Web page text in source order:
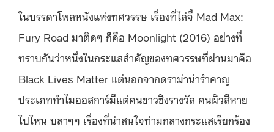
ในบรรดาโพลหนังแห่งทศวรรษ เรื่องที่ไล่จี้ Mad Max:
Fury Road มาติดๆ ก็คือ Moonlight (2016) อย่างที่
ทราบกันว่าหนึ่งในกระแสสำคัญของทศวรรษที่ผ่านมาคือ
Black Lives Matter แต่นอกจากดราม่าน่ารำคาญ
ประเภททำไมออสการ์มีแต่คนขาวชิงรางวัล คนผิวสีหาย
ไปไหน บลาๆๆ เรื่องที่น่าสนใจท่ามกลางกระแสเรียกร้อง